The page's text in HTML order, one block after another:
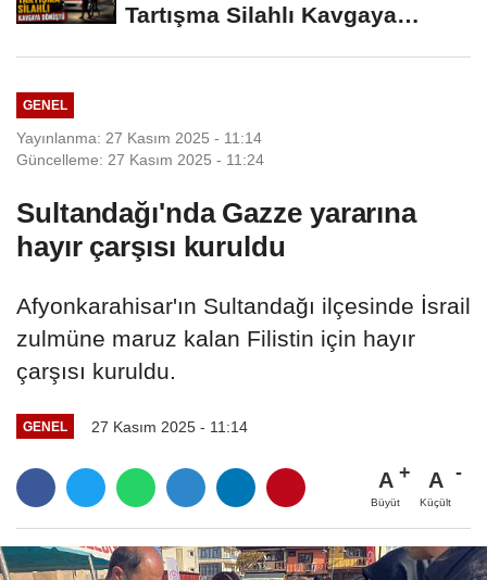
Tartışma Silahlı Kavgaya
GENEL
Yayınlanma: 27 Kasım 2025 - 11:14
Güncelleme: 27 Kasım 2025 - 11:24
Sultandağı'nda Gazze yararına
hayır çarşısı kuruldu
Afyonkarahisar'ın Sultandağı ilçesinde İsrail
zulmüne maruz kalan Filistin için hayır
çarşısı kuruldu.
GENEL 27 Kasım 2025 - 11:14
A
Büyüt
A
Küçült